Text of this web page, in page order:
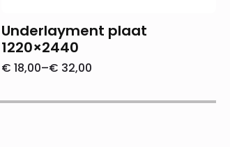
Underlayment plaat
1220×2440
€ 18,00–€ 32,00
Prijsklasse:
tot